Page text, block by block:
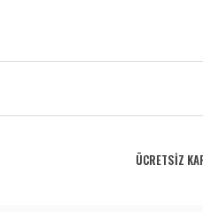
ÜCRETSİZ